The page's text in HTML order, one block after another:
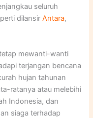
seluruh
dilansirAntara,
mewanti-wanti
terjangan bencana
hujan tahunan
ratanya atau melebihi
Indonesia, dan
siaga terhadap